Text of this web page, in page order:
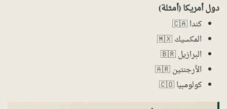
دول أمريكا (أمثلة)
كندا 🇨🇦
المكسيك 🇲🇽
البرازيل 🇧🇷
الأرجنتين 🇦🇷
كولومبيا 🇨🇴